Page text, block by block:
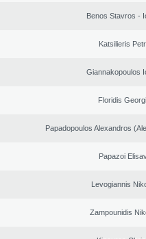
Benos Stavros -
Katsilieris
Giannakopoulos
Floridis
Papadopoulos Alexandros
Papazoi
Levogiannis
Zampounidis